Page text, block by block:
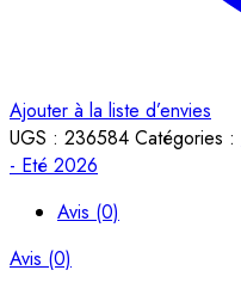
Ajouter à la liste d’envies
UGS : 236584 Catégories :
- Eté 2026
Avis (0)
Avis (0)